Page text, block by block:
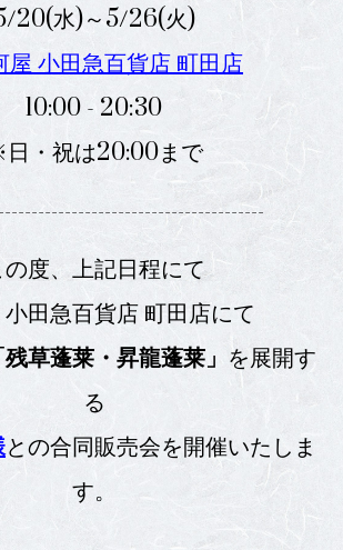
20(水)～5/26(火)
屋 小田急百貨店 町田店
10:00 - 20:30
・祝は20:00まで
の度、上記日程にて
田急百貨店 町田店にて
残草蓬莱・昇龍蓬莱」 を展開す
る
との合同販売会を開催いたしま
す。